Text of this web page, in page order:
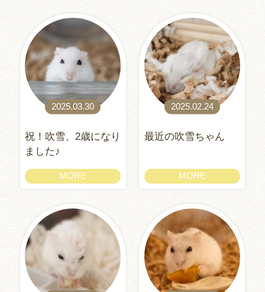
2025.03.30
祝！吹雪、2歳になり
ました♪
MORE
2025.02.24
最近の吹雪ちゃん
MORE